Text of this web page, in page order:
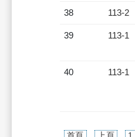
38 113-2
39 113-1
40 113-1